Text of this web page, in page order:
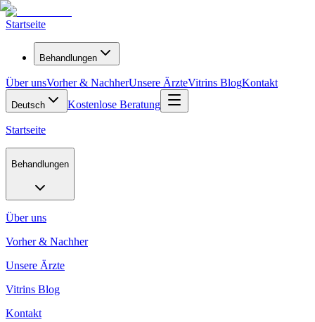
Startseite
Behandlungen
Über unsVorher & NachherUnsere ÄrzteVitrins BlogKontakt
Deutsch Kostenlose Beratung
Startseite
Behandlungen
Über uns
Vorher & Nachher
Unsere Ärzte
Vitrins Blog
Kontakt